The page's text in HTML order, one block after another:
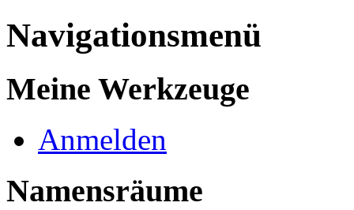
Navigationsmenü
Meine Werkzeuge
Anmelden
Namensräume